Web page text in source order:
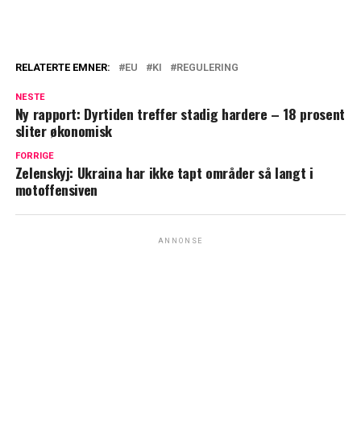
RELATERTE EMNER: EU KI REGULERING
NESTE
Ny rapport: Dyrtiden treffer stadig hardere – 18 prosent
sliter økonomisk
FORRIGE
Zelenskyj: Ukraina har ikke tapt områder så langt i
motoffensiven
ANNONSE